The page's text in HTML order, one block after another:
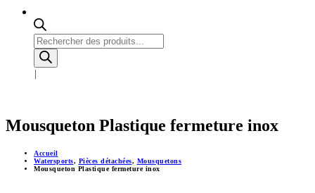
Recherche
de
produits
Mousqueton Plastique fermeture inox
Accueil
Watersports, Pièces détachées, Mousquetons
Mousqueton Plastique fermeture inox